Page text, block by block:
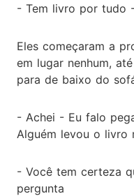
- Tem livro por tudo
Eles começaram a
em lugar nenhum,
para de baixo do
- Achei - Eu falo
Alguém levou o livro
- Você tem certeza
pergunta